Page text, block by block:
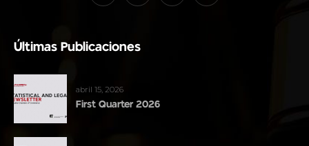
Últimas Publicaciones
abril 15, 2026
First Quarter 2026